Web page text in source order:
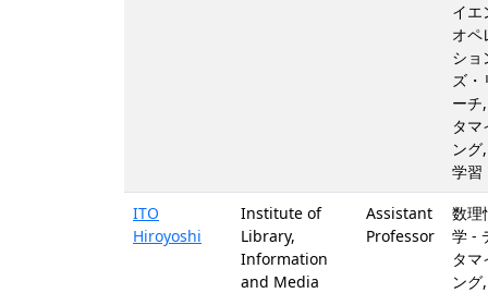
イエ
オペ
ショ
ズ・
ーチ
タマ
ング
学習
ITO
Hiroyoshi
Institute of
Library,
Information
and Media
Assistant
Professor
数理
学 -
タマ
ング